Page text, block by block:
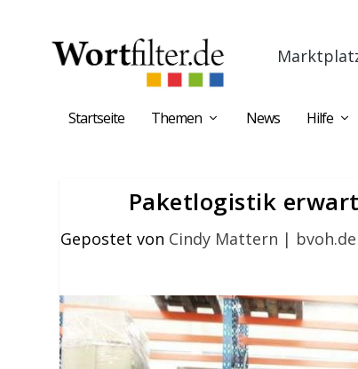
Startseite Themen News Hilfe
Paketlogistik
Gepostet von Cindy Mattern | bvoh.de